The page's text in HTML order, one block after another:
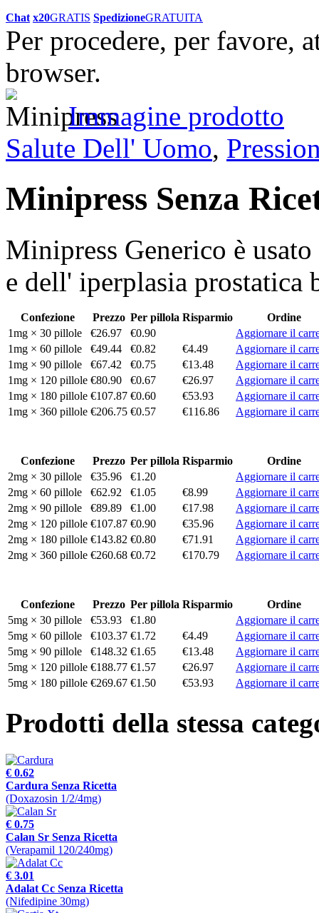
Chat x20GRATIS SpedizioneGRATUITA
Per procedere, per favore,
browser.
Immagine prodotto
Salute Dell' Uomo,
Minipress Senza
Minipress Generico è
e dell' iperplasia prostatica
Confezione Prezzo Per pillola Risparmio
Ordine
1mg × 30 pillole
€26.97 €0.90
Aggiornare il
1mg × 60 pillole
€49.44 €0.82 €4.49
Aggiornare il
1mg × 90 pillole
€67.42 €0.75 €13.48
Aggiornare il
1mg × 120 pillole €80.90 €0.67 €26.97
Aggiornare il
1mg × 180 pillole €107.87 €0.60 €53.93
Aggiornare il
1mg × 360 pillole €206.75 €0.57 €116.86 Aggiornare il
Confezione Prezzo Per pillola Risparmio
Ordine
2mg × 30 pillole
€35.96 €1.20
Aggiornare il
2mg × 60 pillole
€62.92 €1.05 €8.99
Aggiornare il
2mg × 90 pillole
€89.89 €1.00 €17.98
Aggiornare il
2mg × 120 pillole €107.87 €0.90 €35.96
Aggiornare il
2mg × 180 pillole €143.82 €0.80 €71.91
Aggiornare il
2mg × 360 pillole €260.68 €0.72 €170.79 Aggiornare il
Confezione Prezzo Per pillola Risparmio
Ordine
5mg × 30 pillole
€53.93 €1.80
Aggiornare il
5mg × 60 pillole
€103.37 €1.72 €4.49
Aggiornare il
5mg × 90 pillole
€148.32 €1.65 €13.48
Aggiornare il
5mg × 120 pillole €188.77 €1.57 €26.97
Aggiornare il
5mg × 180 pillole €269.67 €1.50 €53.93 Aggiornare il
Prodotti della stessa
€ 0.62
Cardura Senza Ricetta
(Doxazosin 1/2/4mg)
€ 0.75
Calan Sr Senza Ricetta
(Verapamil 120/240mg)
€ 3.01
Adalat Cc Senza Ricetta
(Nifedipine 30mg)